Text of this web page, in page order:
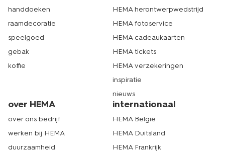
handdoeken
raamdecoratie
speelgoed
gebak
koffie
HEMA herontwerpwedstrijd
HEMA fotoservice
HEMA cadeaukaarten
HEMA tickets
HEMA verzekeringen
inspiratie
nieuws
over HEMA
over ons bedrijf
werken bij HEMA
duurzaamheid
internationaal
HEMA België
HEMA Duitsland
HEMA Frankrijk